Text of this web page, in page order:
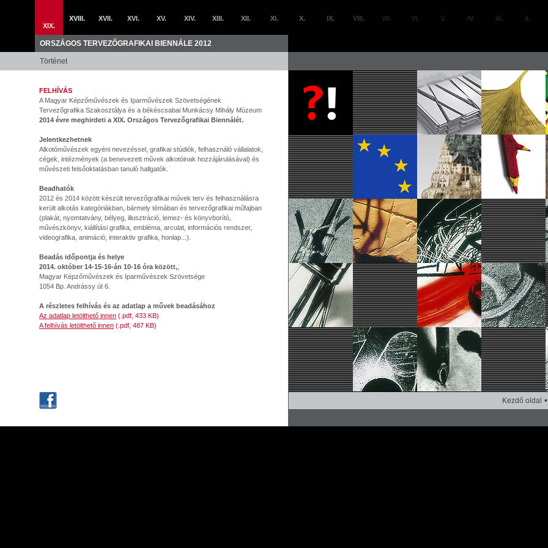
XIX.
XVIII. XVII. XVI. XV. XIV. XIII. XII. XI. X. IX. VIII. VII. VI. V. IV. III. II.
Történet
FELHÍVÁS
A Magyar Képzőművészek és Iparművészek Szövetségének
Tervezőgrafika Szakosztálya és a békéscsabai Munkácsy Mihály Múzeum
2014 évre meghirdeti a XIX. Országos Tervezőgrafikai Biennálét.
Jelentkezhetnek
Alkotóművészek egyéni nevezéssel, grafikai stúdiók, felhasználó vállalatok,
cégek, intézmények (a benevezett művek alkotóinak hozzájárulásával) és
művészeti felsőoktatásban tanuló hallgatók.
Beadhatók
2012 és 2014 között készült tervezőgrafikai művek terv és felhasználásra
került alkotás kategóriákban, bármely témában és tervezőgrafikai műfajban
(plakát, nyomtatvány, bélyeg, illusztráció, lemez- és könyvborító,
művészkönyv, kiállítási grafika, embléma, arculat, információs rendszer,
videografika, animáció, interaktiv grafika, honlap...).
Beadás időpontja és helye
2014. október 14-15-16-án 10-16 óra között,
Magyar Képzőművészek és Iparművészek Szövetsége
1054 Bp. Andrássy út 6.
A részletes felhívás és az adatlap a művek beadásához
Az adatlap letölthető innen (.pdf, 433 KB)
A felhívás letölthető innen (.pdf, 487 KB)
Kezdő oldal
ORSZÁGOS TERVEZŐGRAFIKAI BIENNÁLE 2012